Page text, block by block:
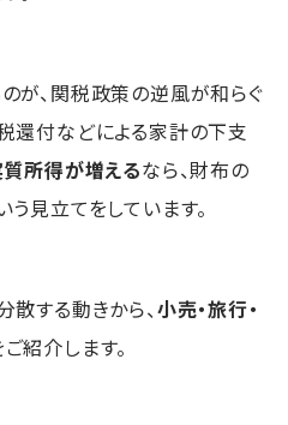
が、関税政策の逆風が和らぐ
還付などによる家計の下支
所得が増えるなら、財布の
見立てをしています。
散する動きから、小売・旅行・
紹介します。